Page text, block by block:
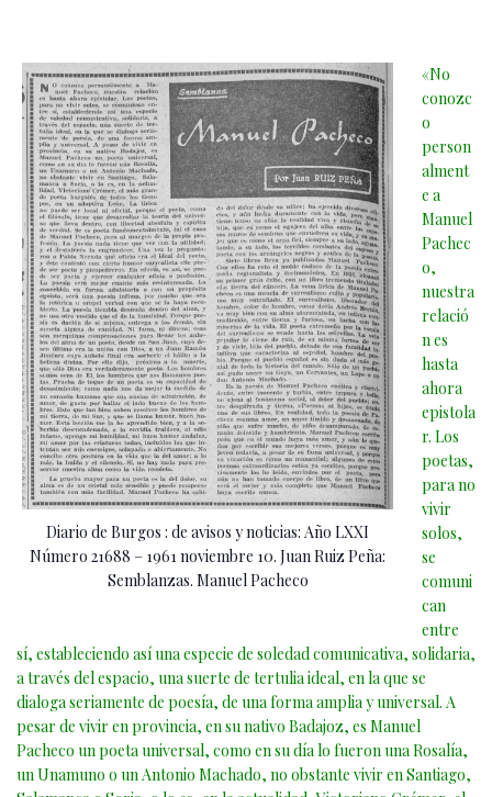
Diario de Burgos : de avisos y noticias: Año LXXI
Número 21688 – 1961 noviembre 10. Juan Ruiz Peña:
Semblanzas. Manuel Pacheco
«No
conozc
o
person
alment
e a
Manuel
Pachec
o,
nuestra
relació
n es
hasta
ahora
epistola
r. Los
poetas,
para no
vivir
solos,
se
comuni
can
entre
sí, estableciendo así una especie de soledad comunicativa, solidaria,
a través del espacio, una suerte de tertulia ideal, en la que se
dialoga seriamente de poesía, de una forma amplia y universal. A
pesar de vivir en provincia, en su nativo Badajoz, es Manuel
Pacheco un poeta universal, como en su día lo fueron una Rosalía,
un Unamuno o un Antonio Machado, no obstante vivir en Santiago,